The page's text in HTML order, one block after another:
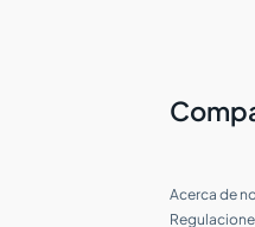
y tarifas debo pagar
de trading puedo
Acerca de